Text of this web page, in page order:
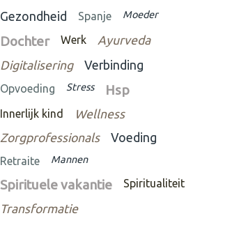
Gezondheid
Spanje Moeder
Dochter Werk
Ayurveda
Digitalisering
Verbinding
Opvoeding Stress Hsp
Innerlijk kind
Wellness
Zorgprofessionals
Voeding
Retraite Mannen
Spirituele vakantie Spiritualiteit
Transformatie